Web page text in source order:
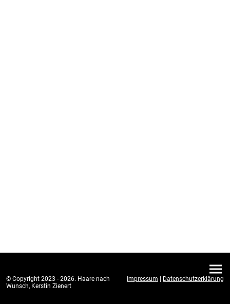
© Copyright 2023 - 2026. Haare nach
Wunsch, Kerstin Zienert
Impressum | Datenschutzerklärung